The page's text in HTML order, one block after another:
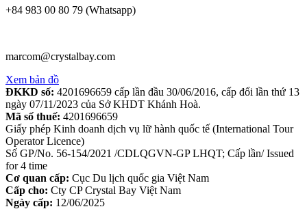
+84 983 00 80 79 (Whatsapp)
marcom@crystalbay.com
Xem bản đồ
ĐKKD số: 4201696659 cấp lần đầu 30/06/2016, cấp đổi lần thứ 13
ngày 07/11/2023 của Sở KHDT Khánh Hoà.
Mã số thuế: 4201696659
Giấy phép Kinh doanh dịch vụ lữ hành quốc tế (International Tour
Operator Licence)
Số GP/No. 56-154/2021 /CDLQGVN-GP LHQT; Cấp lần/ Issued
for 4 time
Cơ quan cấp: Cục Du lịch quốc gia Việt Nam
Cấp cho: Cty CP Crystal Bay Việt Nam
Ngày cấp: 12/06/2025